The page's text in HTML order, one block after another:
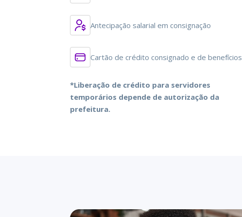
Antecipação salarial em consignação
Cartão de crédito consignado e de benefícios
*Liberação de crédito para servidores
temporários depende de autorização da
prefeitura.